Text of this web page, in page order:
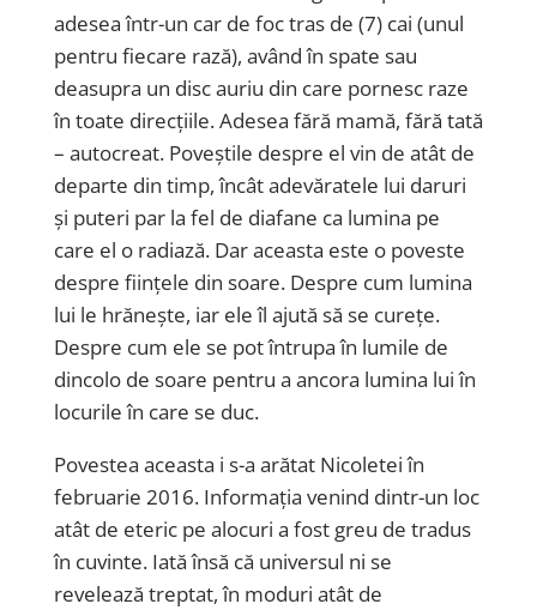
adesea într-un car de foc tras de (7) cai (unul
pentru fiecare rază), având în spate sau
deasupra un disc auriu din care pornesc raze
în toate direcțiile. Adesea fără mamă, fără tată
– autocreat. Poveștile despre el vin de atât de
departe din timp, încât adevăratele lui daruri
și puteri par la fel de diafane ca lumina pe
care el o radiază. Dar aceasta este o poveste
despre ființele din soare. Despre cum lumina
lui le hrănește, iar ele îl ajută să se curețe.
Despre cum ele se pot întrupa în lumile de
dincolo de soare pentru a ancora lumina lui în
locurile în care se duc.
Povestea aceasta i s-a arătat Nicoletei în
februarie 2016. Informația venind dintr-un loc
atât de eteric pe alocuri a fost greu de tradus
în cuvinte. Iată însă că universul ni se
revelează treptat, în moduri atât de